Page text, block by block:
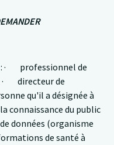
: · professionnel de
· directeur de
qu'il a désignée à
connaissance du public
données (organisme
de santé à